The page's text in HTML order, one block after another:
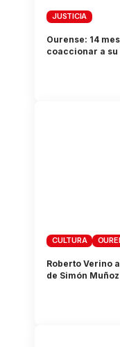
JUSTICIA
Ourense: 14
coaccionar a su
CULTURA
Roberto Verino
de Simón